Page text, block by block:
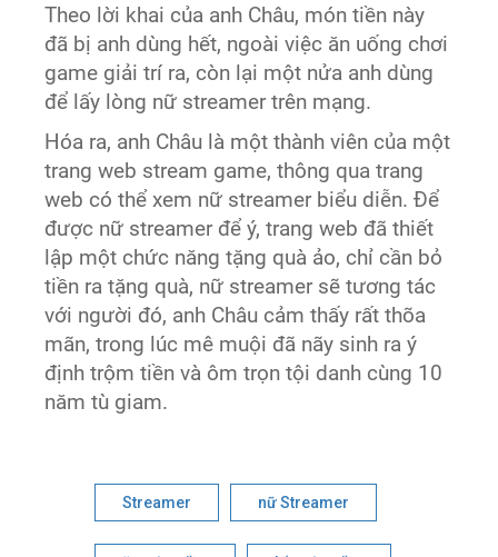
Theo lời khai của anh Châu, món tiền này
đã bị anh dùng hết, ngoài việc ăn uống chơi
game giải trí ra, còn lại một nửa anh dùng
để lấy lòng nữ streamer trên mạng.
Hóa ra, anh Châu là một thành viên của một
trang web stream game, thông qua trang
web có thể xem nữ streamer biểu diễn. Để
được nữ streamer để ý, trang web đã thiết
lập một chức năng tặng quà ảo, chỉ cần bỏ
tiền ra tặng quà, nữ streamer sẽ tương tác
với người đó, anh Châu cảm thấy rất thõa
mãn, trong lúc mê muội đã nãy sinh ra ý
định trộm tiền và ôm trọn tội danh cùng 10
năm tù giam.
Streamer nữ Streamer